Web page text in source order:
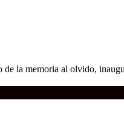
de la memoria al olvido,